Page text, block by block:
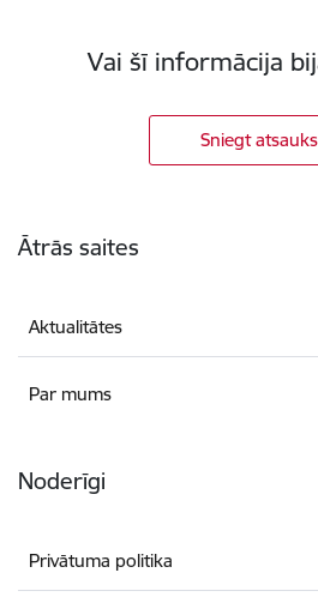
Vai šī informācija
Sniegt
Ātrās saites
Aktualitātes
Par mums
Noderīgi
Privātuma politika